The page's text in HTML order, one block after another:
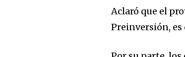
Aclaró que el
Preinversión,